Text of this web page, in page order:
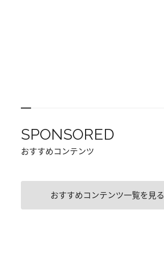
SPONSORED
おすすめコンテンツ
おすすめコンテンツ一覧を見る